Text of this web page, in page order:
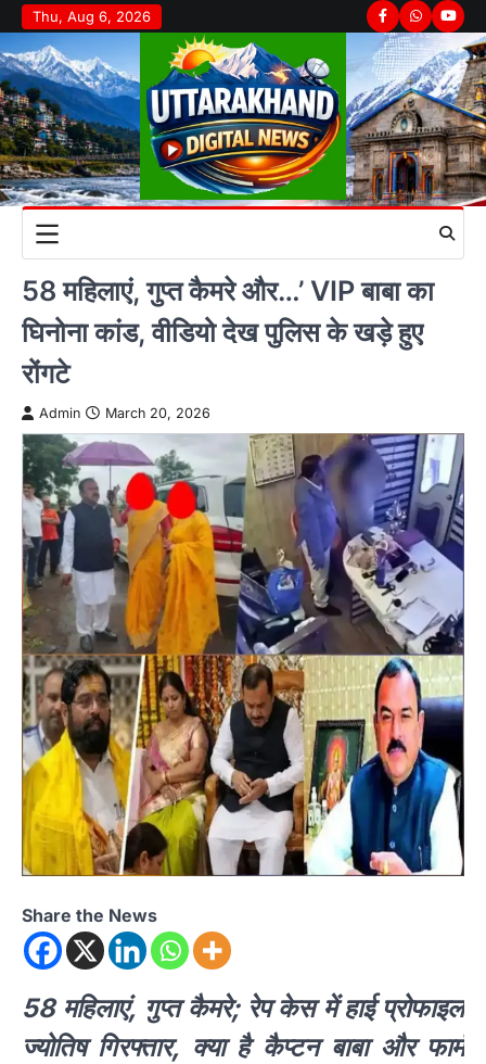
Skip
to
content
Thu, Aug 6, 2026 Facebook
Whatsapp
58 महिलाएं, गुप्त कैमरे और…’ VIP बाबा का
घिनोना कांड, वीडियो देख पुलिस के खड़े हुए
रोंगटे
Admin March 20, 2026
Share the News
58 महिलाएं, गुप्त कैमरे; रेप केस में हाई प्रोफाइल
ज्योतिष गिरफ्तार, क्या है कैप्टन बाबा और फार्म